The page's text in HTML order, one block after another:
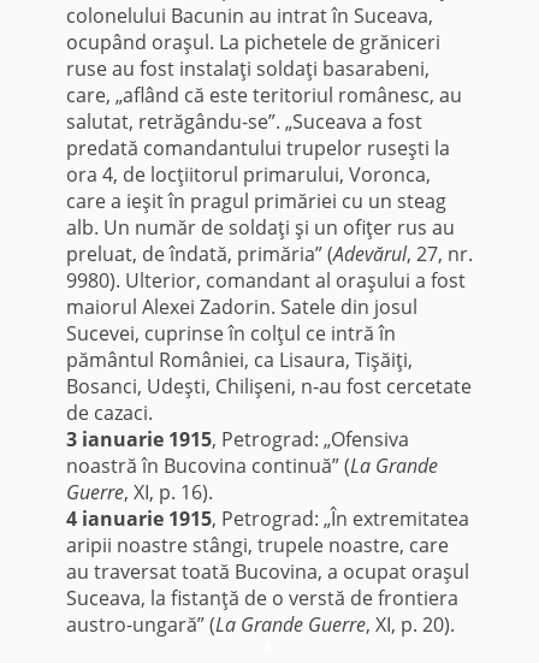
colonelului Bacunin au intrat în Suceava,
ocupând oraşul. La pichetele de grăniceri
ruse au fost instalaţi soldaţi basarabeni,
care, „aflând că este teritoriul românesc, au
salutat, retrăgându-se”. „Suceava a fost
predată comandantului trupelor ruseşti la
ora 4, de locţiitorul primarului, Voronca,
care a ieşit în pragul primăriei cu un steag
alb. Un număr de soldaţi şi un ofiţer rus au
preluat, de îndată, primăria” (Adevărul, 27, nr.
9980). Ulterior, comandant al oraşului a fost
maiorul Alexei Zadorin. Satele din josul
Sucevei, cuprinse în colţul ce intră în
pământul României, ca Lisaura, Tişăiţi,
Bosanci, Udeşti, Chilişeni, n-au fost cercetate
de cazaci.
3 ianuarie 1915, Petrograd: „Ofensiva
noastră în Bucovina continuă” (La Grande
Guerre, XI, p. 16).
4 ianuarie 1915, Petrograd: „În extremitatea
aripii noastre stângi, trupele noastre, care
au traversat toată Bucovina, a ocupat oraşul
Suceava, la fistanţă de o verstă de frontiera
austro-ungară” (La Grande Guerre, XI, p. 20).